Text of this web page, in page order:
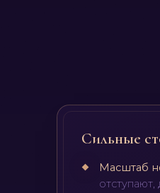
Сильные
Масштаб
отступают,